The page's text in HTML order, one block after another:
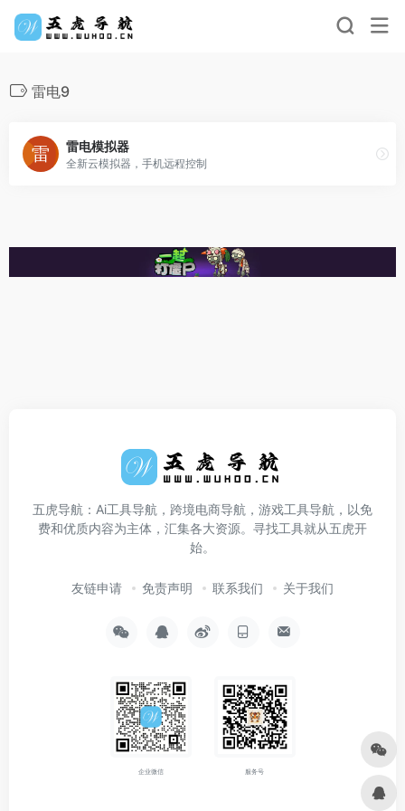
雷电9
雷电模拟器
全新云模拟器，手机远程控制
五虎导航：Ai工具导航，跨境电商导航，游戏工具导航，以免
费和优质内容为主体，汇集各大资源。寻找工具就从五虎开
始。
友链申请 免责声明 联系我们 关于我们
企业微信 服务号